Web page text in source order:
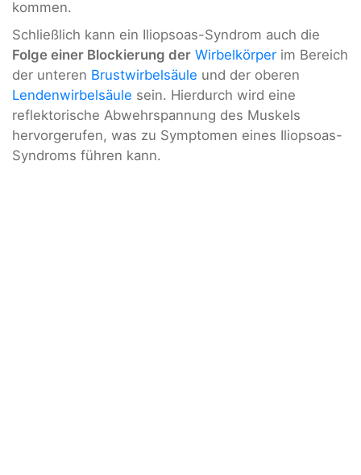
kommen.
Schließlich kann ein Iliopsoas-Syndrom auch die
Folge einer Blockierung der Wirbelkörper im Bereich
der unteren Brustwirbelsäule und der oberen
Lendenwirbelsäule sein. Hierdurch wird eine
reflektorische Abwehrspannung des Muskels
hervorgerufen, was zu Symptomen eines Iliopsoas-
Syndroms führen kann.